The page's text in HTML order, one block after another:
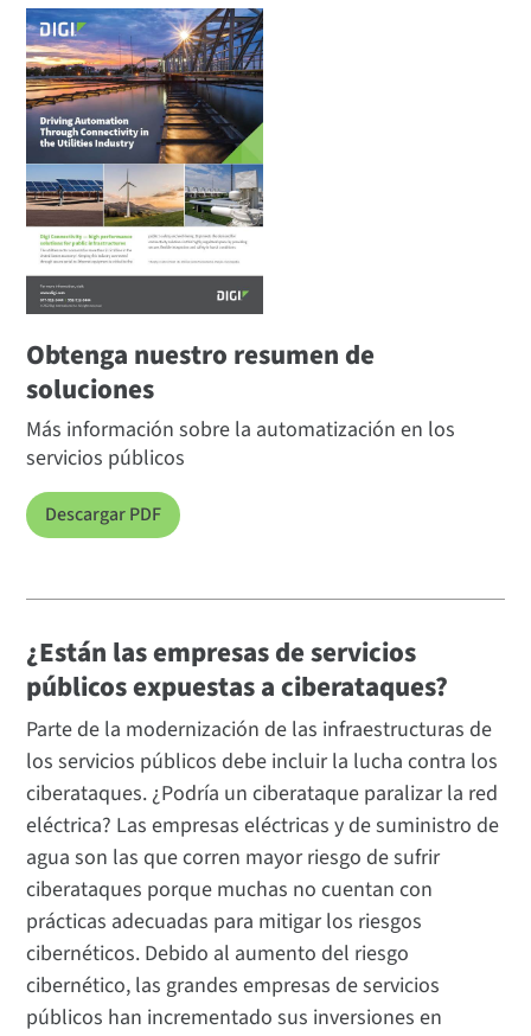
Obtenga nuestro resumen de
soluciones
Más información sobre la automatización en los
servicios públicos
Descargar PDF
¿Están las empresas de servicios
públicos expuestas a ciberataques?
Parte de la modernización de las infraestructuras de
los servicios públicos debe incluir la lucha contra los
ciberataques. ¿Podría un ciberataque paralizar la red
eléctrica? Las empresas eléctricas y de suministro de
agua son las que corren mayor riesgo de sufrir
ciberataques porque muchas no cuentan con
prácticas adecuadas para mitigar los riesgos
cibernéticos. Debido al aumento del riesgo
cibernético, las grandes empresas de servicios
públicos han incrementado sus inversiones en